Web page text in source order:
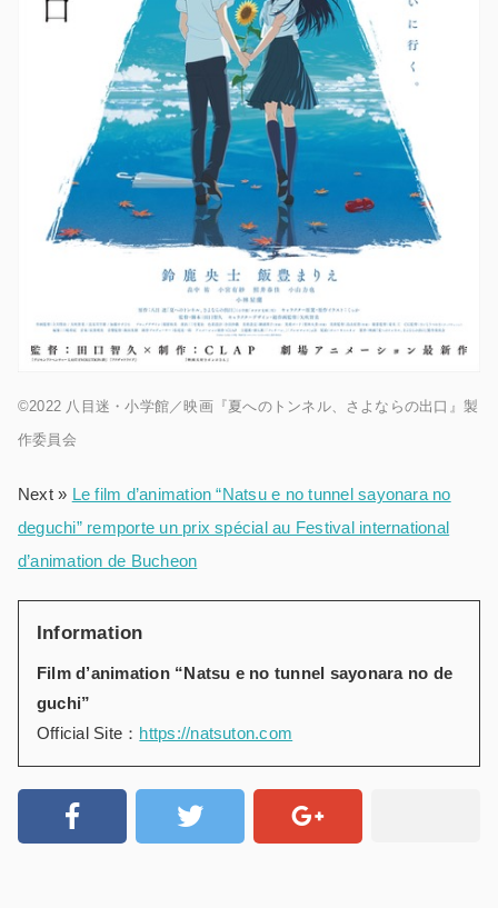
©2022 八目迷・小学館／映画『夏へのトンネル、さよならの出口』製
作委員会
Next » Le film d’animation “Natsu e no tunnel sayonara no
deguchi” remporte un prix spécial au Festival international
d’animation de Bucheon
Information
Film d’animation “Natsu e no tunnel sayonara no de
guchi”
Official Site： https://natsuton.com